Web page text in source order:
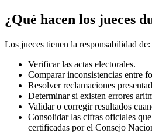
¿Qué hacen los jueces
Los jueces tienen la responsabilidad de:
Verificar las actas electorales.
Comparar inconsistencias entre
Resolver reclamaciones
Determinar si existen errores
Validar o corregir resultados
Consolidar las cifras oficiales
certificadas por el Consejo